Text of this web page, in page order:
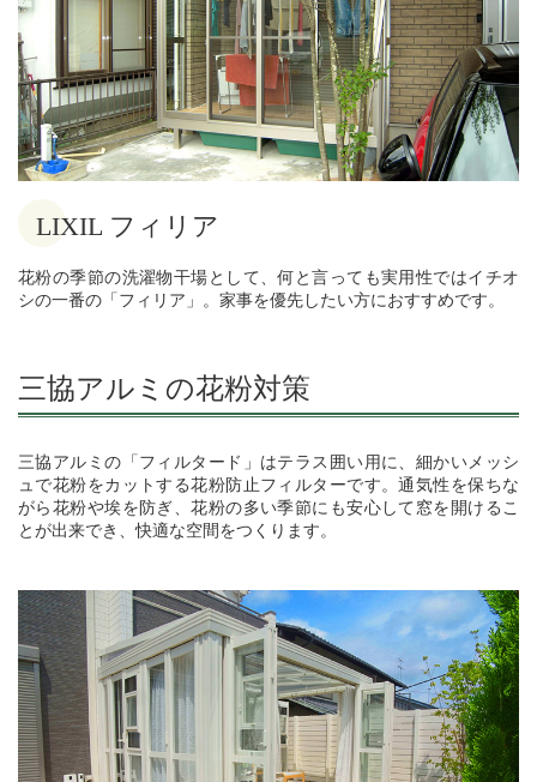
LIXIL フィリア
花粉の季節の洗濯物干場として、何と言っても実用性ではイチオ
シの一番の「フィリア」。家事を優先したい方におすすめです。
三協アルミの花粉対策
三協アルミの「フィルタード」はテラス囲い用に、細かいメッシ
ュで花粉をカットする花粉防止フィルターです。通気性を保ちな
がら花粉や埃を防ぎ、花粉の多い季節にも安心して窓を開けるこ
とが出来でき、快適な空間をつくります。